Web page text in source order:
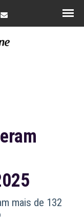
mais de 132